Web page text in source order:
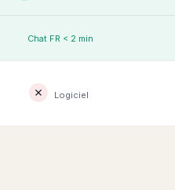
Chat FR < 2 min
Logiciel